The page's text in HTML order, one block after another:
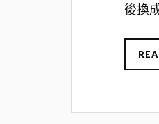
後換